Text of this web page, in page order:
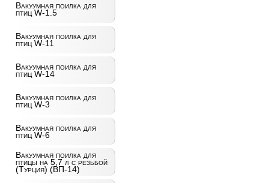
Вакуумная поилка для
птиц W-1.5
Вакуумная поилка для
птиц W-11
Вакуумная поилка для
птиц W-14
Вакуумная поилка для
птиц W-3
Вакуумная поилка для
птиц W-6
Вакуумная поилка для
птицы на 5,7 л с резьбой
(Турция) (ВП-14)